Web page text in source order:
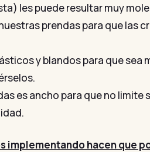
les puede resultar muy
prendas para que las
y blandos para que sea
es ancho para que no
implementando hacen que